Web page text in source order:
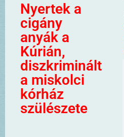
Nyertek a
cigány
anyák a
Kúrián,
diszkriminált
a miskolci
kórház
szülészete